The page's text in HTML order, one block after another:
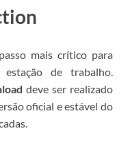
mais crítico para
de trabalho.
deve ser realizado
oficial e estável do